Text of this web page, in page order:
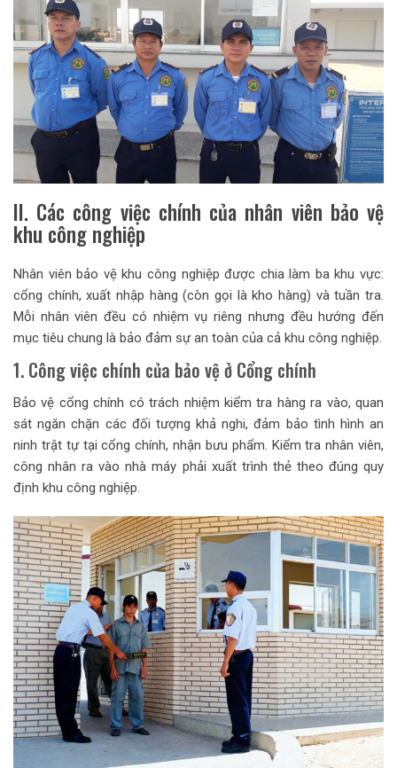
II. Các công việc chính của nhân viên bảo vệ
khu công nghiệp
Nhân viên bảo vệ khu công nghiệp được chia làm ba khu vực:
cổng chính, xuất nhập hàng (còn gọi là kho hàng) và tuần tra.
Mỗi nhân viên đều có nhiệm vụ riêng nhưng đều hướng đến
mục tiêu chung là bảo đảm sự an toàn của cả khu công nghiệp.
1. Công việc chính của bảo vệ ở Cổng chính
Bảo vệ cổng chính có trách nhiệm kiểm tra hàng ra vào, quan
sát ngăn chặn các đối tượng khả nghi, đảm bảo tình hình an
ninh trật tự tại cổng chính, nhận bưu phẩm. Kiểm tra nhân viên,
công nhân ra vào nhà máy phải xuất trình thẻ theo đúng quy
định khu công nghiệp.